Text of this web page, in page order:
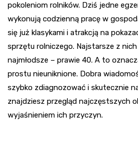
pokoleniom rolników. Dziś jedne
wykonują codzienną pracę w
się już klasykami i atrakcją na
sprzętu rolniczego. Najstarsze z
najmłodsze – prawie 40. A to
prostu nieuniknione. Dobra
szybko zdiagnozować i skutecznie
znajdziesz przegląd najczęstszych
wyjaśnieniem ich przyczyn.